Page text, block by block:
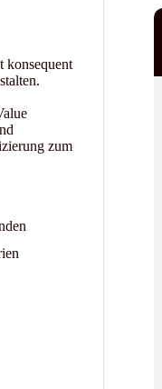
konsequent
zum